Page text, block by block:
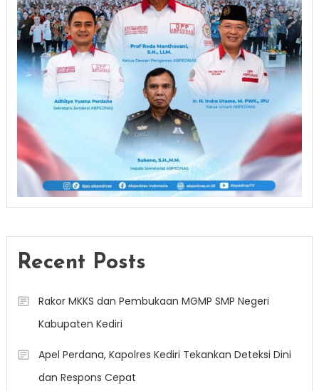
Recent Posts
Rakor MKKS dan Pembukaan MGMP SMP Negeri
Kabupaten Kediri
Apel Perdana, Kapolres Kediri Tekankan Deteksi Dini
dan Respons Cepat